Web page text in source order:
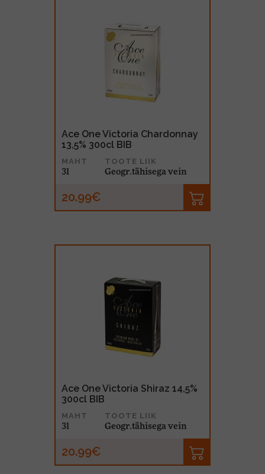
Ace One Victoria Chardonnay
13,5% 300cl BIB
MAHT
3l
TOOTE LIIK
Geogr.tähisega vein
20.99€
Ace One Victoria Shiraz 14,5%
300cl BIB
MAHT
3l
TOOTE LIIK
Geogr.tähisega vein
20.99€